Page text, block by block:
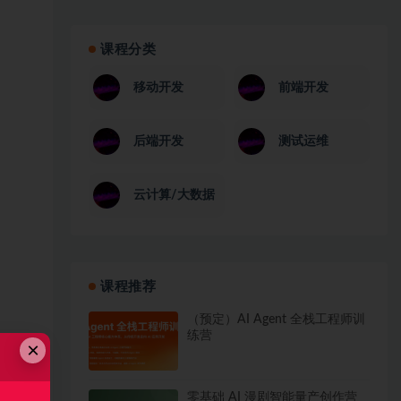
课程分类
移动开发 前端开发
后端开发 测试运维
云计算/大数据
课程推荐
（预定）AI Agent 全栈工程师训
练营
零基础 AI 漫剧智能量产创作营
×